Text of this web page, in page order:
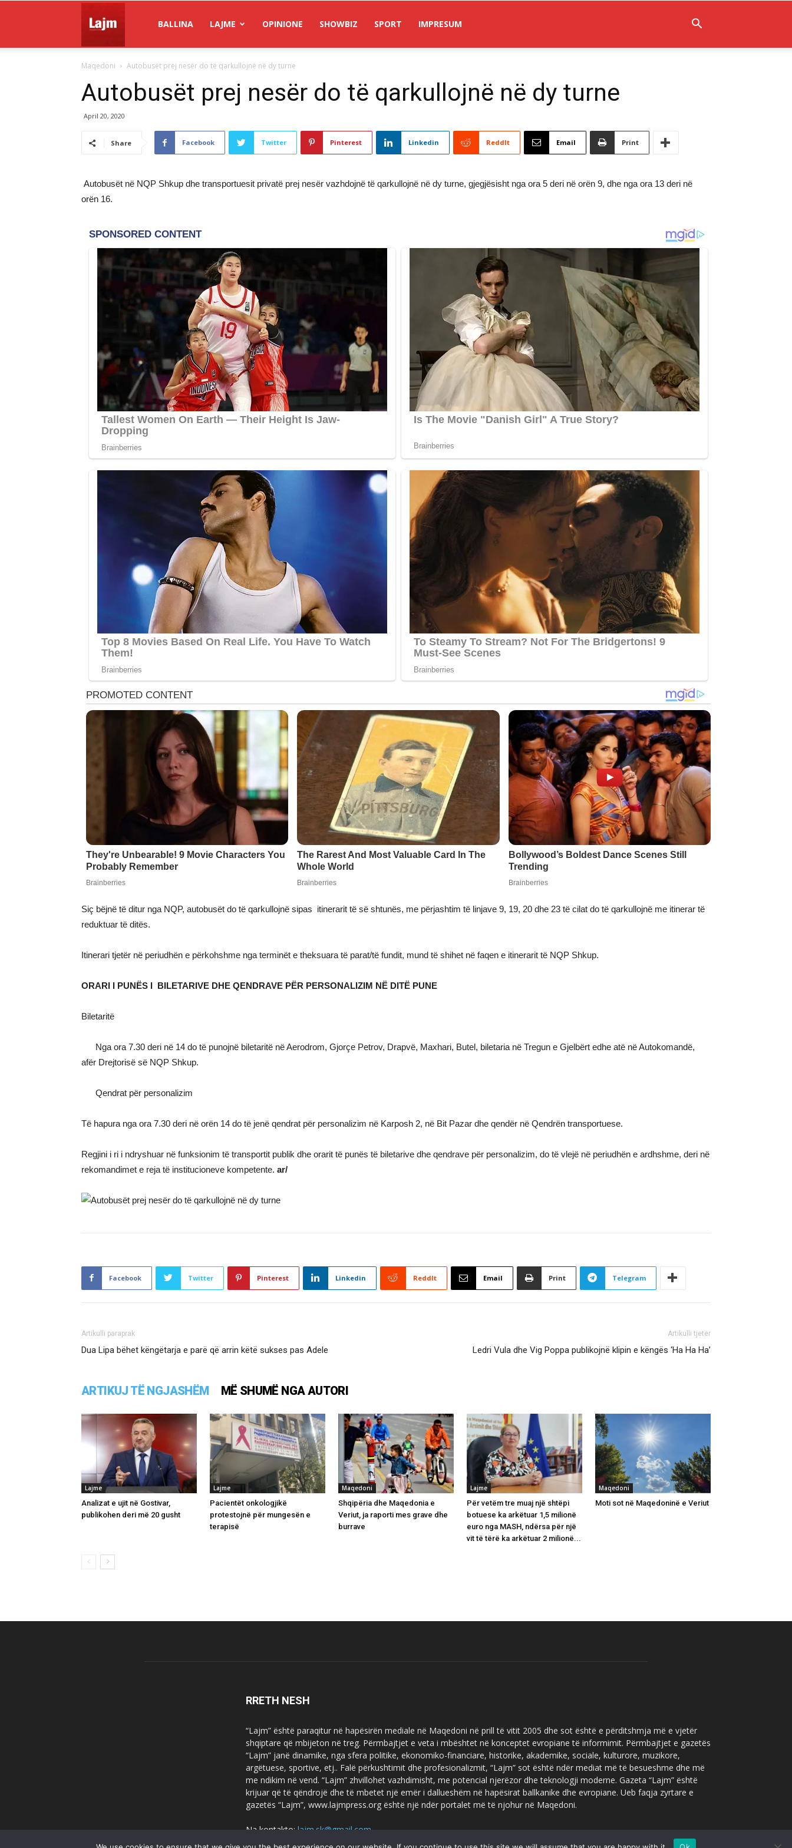
Lajm
BALLINA LAJME OPINIONE SHOWBIZ SPORT IMPRESUM
Maqedoni Autobusët prej nesër do të qarkullojnë në dy turne
Autobusët prej nesër do të qarkullojnë në dy turne
April 20, 2020
Share Facebook Twitter Pinterest Linkedin ReddIt Email Print
Autobusët në NQP Shkup dhe transportuesit privatë prej nesër vazhdojnë të qarkullojnë në dy turne, gjegjësisht nga ora 5 deri në orën 9, dhe nga ora 13 deri në
orën 16.
Siç bëjnë të ditur nga NQP, autobusët do të qarkullojnë sipas itinerarit të së shtunës, me përjashtim të linjave 9, 19, 20 dhe 23 të cilat do të qarkullojnë me itinerar të
reduktuar të ditës.
Itinerari tjetër në periudhën e përkohshme nga terminët e theksuara të parat/të fundit, mund të shihet në faqen e itinerarit të NQP Shkup.
ORARI I PUNËS I BILETARIVE DHE QENDRAVE PËR PERSONALIZIM NË DITË PUNE
Biletaritë
Nga ora 7.30 deri në 14 do të punojnë biletaritë në Aerodrom, Gjorçe Petrov, Drapvë, Maxhari, Butel, biletaria në Tregun e Gjelbërt edhe atë në Autokomandë,
afër Drejtorisë së NQP Shkup.
Qendrat për personalizim
Të hapura nga ora 7.30 deri në orën 14 do të jenë qendrat për personalizim në Karposh 2, në Bit Pazar dhe qendër në Qendrën transportuese.
Regjini i ri i ndryshuar në funksionim të transportit publik dhe orarit të punës të biletarive dhe qendrave për personalizim, do të vlejë në periudhën e ardhshme, deri në
rekomandimet e reja të institucioneve kompetente. ar/
Facebook Twitter Pinterest Linkedin ReddIt Email Print Telegram
Artikulli paraprak
Dua Lipa bëhet këngëtarja e parë që arrin këtë sukses pas Adele
Artikulli tjetër
Ledri Vula dhe Vig Poppa publikojnë klipin e këngës ‘Ha Ha Ha’
ARTIKUJ TË NGJASHËM MË SHUMË NGA AUTORI
Lajme
Analizat e ujit në Gostivar,
publikohen deri më 20 gusht
Lajme
Pacientët onkologjikë
protestojnë për mungesën e
terapisë
Maqedoni
Shqipëria dhe Maqedonia e
Veriut, ja raporti mes grave dhe
burrave
Lajme
Për vetëm tre muaj një shtëpi
botuese ka arkëtuar 1,5 milionë
euro nga MASH, ndërsa për një
vit të tërë ka arkëtuar 2 milionë...
Maqedoni
Moti sot në Maqedoninë e Veriut
RRETH NESH
“Lajm” është paraqitur në hapësirën mediale në Maqedoni në prill të vitit 2005 dhe sot është e përditshmja më e vjetër
shqiptare që mbijeton në treg. Përmbajtjet e veta i mbështet në konceptet evropiane të informimit. Përmbajtjet e gazetës
“Lajm” janë dinamike, nga sfera politike, ekonomiko-financiare, historike, akademike, sociale, kulturore, muzikore,
argëtuese, sportive, etj.. Falë përkushtimit dhe profesionalizmit, “Lajm” sot është ndër mediat më të besueshme dhe më
me ndikim në vend. “Lajm” zhvillohet vazhdimisht, me potencial njerëzor dhe teknologji moderne. Gazeta “Lajm” është
krijuar që të qëndrojë dhe të mbetet një emër i dallueshëm në hapësirat ballkanike dhe evropiane. Ueb faqja zyrtare e
gazetës “Lajm”, www.lajmpress.org është një ndër portalet më të njohur në Maqedoni.
Na kontakto:lajm.sk@gmail.com